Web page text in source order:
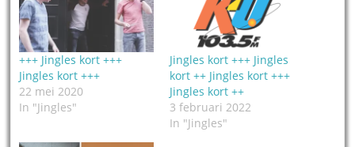
+++ Jingles kort +++
Jingles kort +++
22 mei 2020
In "Jingles"
Jingles kort +++ Jingles
kort ++ Jingles kort +++
Jingles kort ++
3 februari 2022
In "Jingles"